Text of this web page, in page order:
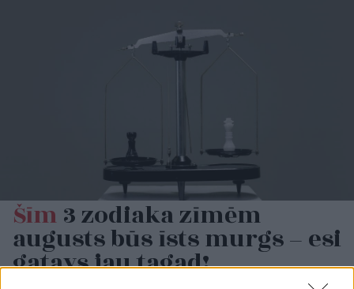
Šīm3 zodiaka zīmēm
augusts būs īsts murgs – esi
gatavs jau tagad!